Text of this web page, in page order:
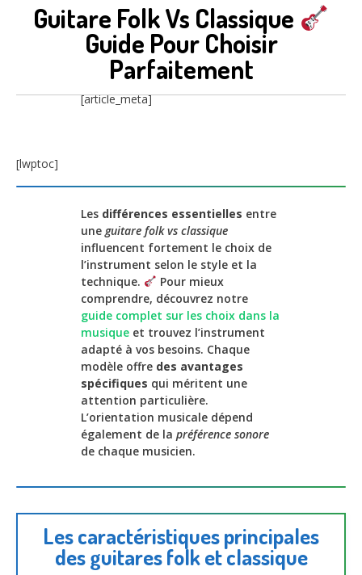
Guitare Folk Vs Classique
Guide Pour Choisir
Parfaitement
[article_meta]
[lwptoc]
Les différences essentielles entre
une guitare folk vs classique
influencent fortement le choix de
l’instrument selon le style et la
technique.
Pour mieux
comprendre, découvrez notre
guide complet sur les choix dans la
musique et trouvez l’instrument
adapté à vos besoins. Chaque
modèle offre des avantages
spécifiques qui méritent une
attention particulière.
L’orientation musicale dépend
également de la préférence sonore
de chaque musicien.
Les caractéristiques principales
des guitares folk et classique